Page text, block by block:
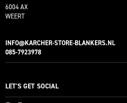
6004 AX
WEERT
INFO@KARCHER-STORE-BLANKERS.NL
085-7923978
LET'S GET SOCIAL